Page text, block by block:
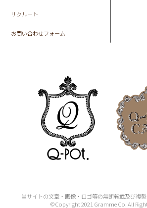
リクルート
お問い合わせフォーム
当サイトの文章・画像・ロゴ等の無断転載及び複製
©Copyright 2021 Gramme Co. All